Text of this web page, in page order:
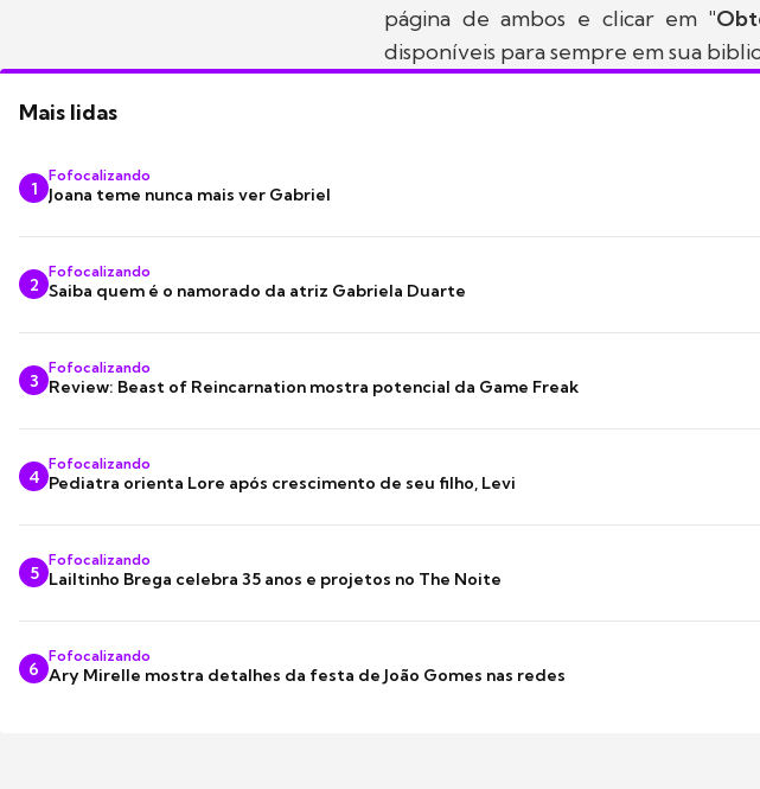
página de ambos e clicar em
disponíveis para sempre em sua
Mais lidas
1
Fofocalizando
Joana teme nunca mais ver Gabriel
2
Fofocalizando
Saiba quem é o namorado da atriz Gabriela Duarte
3
Fofocalizando
Review: Beast of Reincarnation mostra potencial da Game Freak
4
Fofocalizando
Pediatra orienta Lore após crescimento de seu filho, Levi
5
Fofocalizando
Lailtinho Brega celebra 35 anos e projetos no The Noite
6
Fofocalizando
Ary Mirelle mostra detalhes da festa de João Gomes nas redes